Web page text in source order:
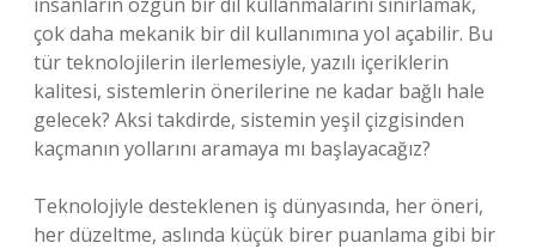
çok daha mekanik bir dil kullanımına yol açabilir. Bu
tür teknolojilerin ilerlemesiyle, yazılı içeriklerin
kalitesi, sistemlerin önerilerine ne kadar bağlı hale
gelecek? Aksi takdirde, sistemin yeşil çizgisinden
kaçmanın yollarını aramaya mı başlayacağız?
Teknolojiyle desteklenen iş dünyasında, her öneri,
her düzeltme, aslında küçük birer puanlama gibi bir